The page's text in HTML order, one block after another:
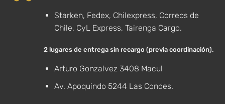
Starken, Fedex, Chilexpress, Correos de
Chile, CyL Express, Tairenga Cargo.
2 lugares de entrega sin recargo (previa coordinación).
Arturo Gonzalvez 3408 Macul
Av. Apoquindo 5244 Las Condes.